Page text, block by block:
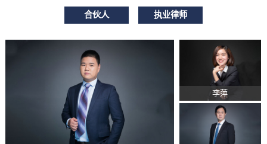
合伙人 执业律师
李萍